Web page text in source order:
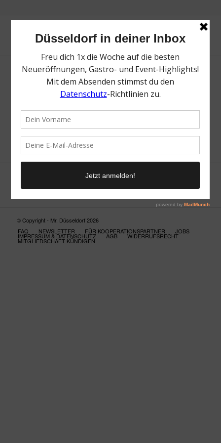
Neue Suche
Suchergebnis nicht zufriedenstellend? Versuche es mal mit
einem Wortteil oder einer anderen Schreibweise.
© Copyright - Mr. Düsseldorf 2026
FAQ
NEWSLETTER FÜR KOOPERATIONSPARTNER JOBS
IMPRESSUM & DATENSCHUTZ AGB WIDERRUFSRECHT
MITGLIEDSCHAFT KÜNDIGEN